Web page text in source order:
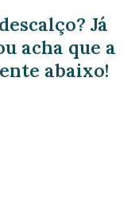
Já
acha que a
abaixo!